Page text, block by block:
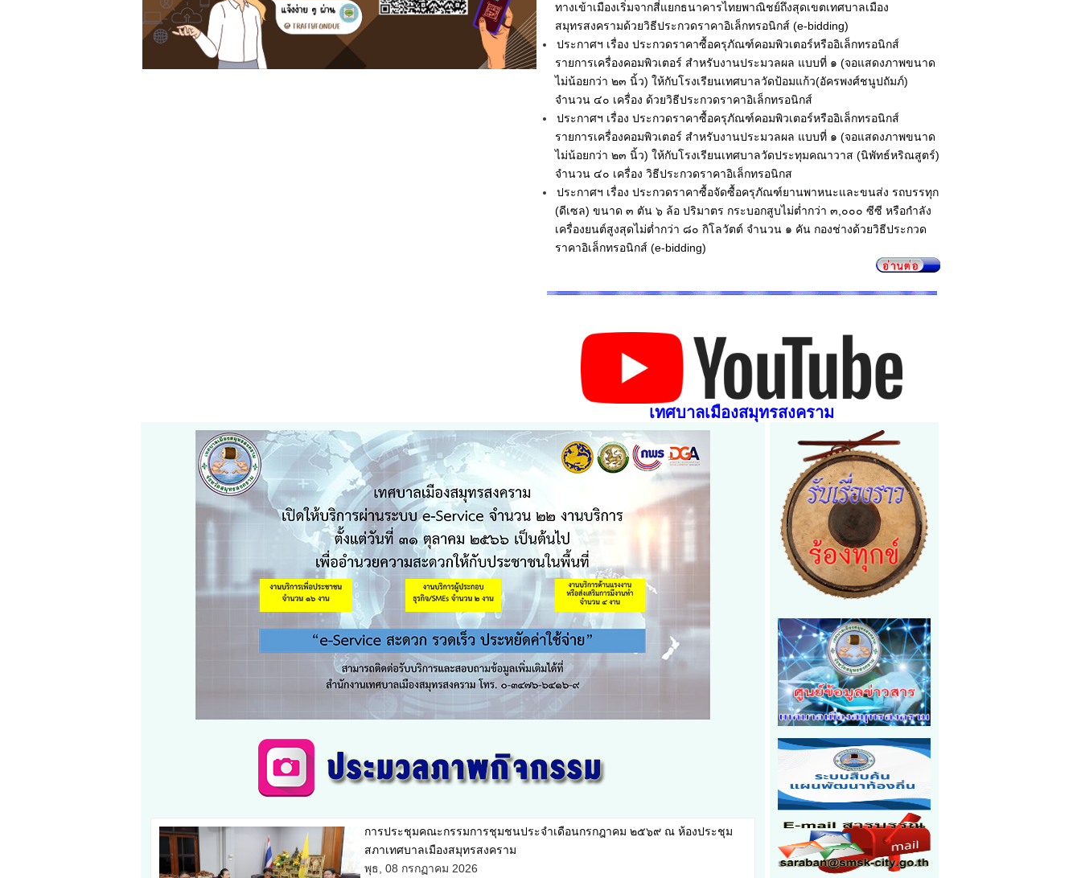
ทางเข้าเมืองเริ่มจากสี่แยกธนาคารไทยพาณิชย์ถึงสุดเขตเทศบาลเมือง
สมุทรสงครามด้วยวิธีประกวดราคาอิเล็กทรอนิกส์ (e-bidding)
ประกาศฯ เรื่อง ประกวดราคาซื้อครุภัณฑ์คอมพิวเตอร์หรืออิเล็กทรอนิกส์
รายการเครื่องคอมพิวเตอร์ สำหรับงานประมวลผล แบบที่ ๑ (จอแสดงภาพขนาด
ไม่น้อยกว่า ๒๓ นิ้ว) ให้กับโรงเรียนเทศบาลวัดป้อมแก้ว(อัครพงศ์ชนูปถัมภ์)
จำนวน ๔๐ เครื่อง ด้วยวิธีประกวดราคาอิเล็กทรอนิกส์
ประกาศฯ เรื่อง ประกวดราคาซื้อครุภัณฑ์คอมพิวเตอร์หรืออิเล็กทรอนิกส์
รายการเครื่องคอมพิวเตอร์ สำหรับงานประมวลผล แบบที่ ๑ (จอแสดงภาพขนาด
ไม่น้อยกว่า ๒๓ นิ้ว) ให้กับโรงเรียนเทศบาลวัดประทุมคณาวาส (นิพัทธ์หริณสูตร์)
จำนวน ๔๐ เครื่อง วิธีประกวดราคาอิเล็กทรอนิกส
ประกาศฯ เรื่อง ประกวดราคาซื้อจัดซื้อครุภัณฑ์ยานพาหนะและขนส่ง รถบรรทุก
(ดีเซล) ขนาด ๓ ตัน ๖ ล้อ ปริมาตร กระบอกสูบไม่ต่ำกว่า ๓,๐๐๐ ซีซี หรือกำลัง
เครื่องยนต์สูงสุดไม่ต่ำกว่า ๘๐ กิโลวัตต์ จำนวน ๑ คัน กองช่างด้วยวิธีประกวด
ราคาอิเล็กทรอนิกส์ (e-bidding)
เทศบาลเมืองสมุทรสงคราม
การประชุมสภาเทศบาลสมัยวิสามัญ ครั้งที่ ๑ ประจำปี พ.ศ. ๒๕๖๙ ณ ห้อง
ประชุมสภาเทศบาลเมืองสมุทรสงคราม
อังคาร, 30 มิถุนายน 2026